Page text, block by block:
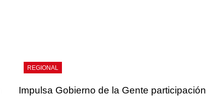
REGIONAL
Impulsa Gobierno de la Gente participación